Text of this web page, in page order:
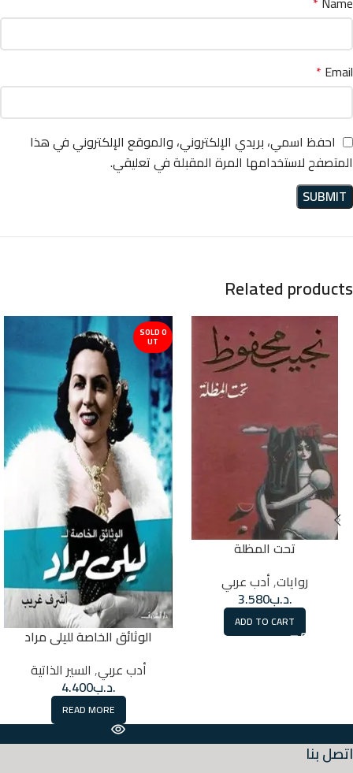
Email
*
احفظ اسمي، بريدي الإلكتروني، والموقع الإلكتروني في هذا
المتصفح لاستخدامها المرة المقبلة في تعليقي.
Related products
تحت المظلة
روايات,أدب عربي
.د.ب3.580
ADD TO CART
SOLD O
UT
الوثائق الخاصة لليلى مراد
أدب عربي, السير الذاتية
.د.ب4.400
READ MORE
اتصل بنا